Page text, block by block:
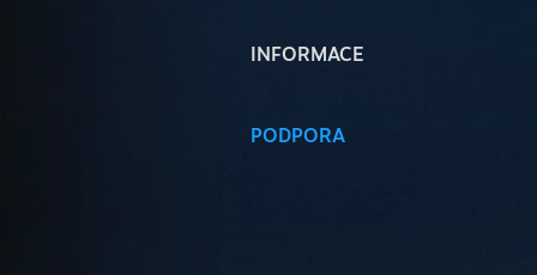
INFORMACE
PODPORA